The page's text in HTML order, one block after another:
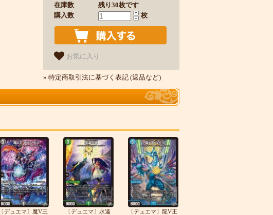
在庫数
残り30枚です
購入数
枚
お気に入り
» 特定商取引法に基づく表記 (返品など)
〔デュエマ〕魔V王
〔デュエマ〕永遠
〔デュエマ〕龍V王